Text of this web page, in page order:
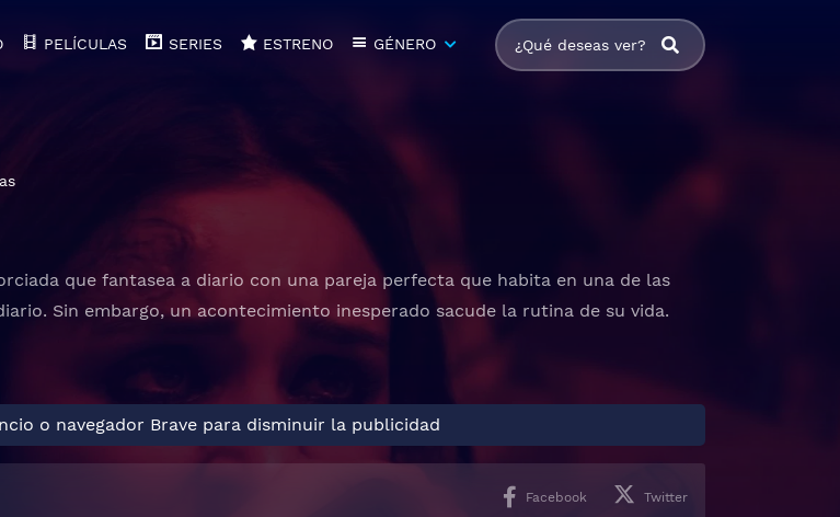
PELÍCULAS SERIES ESTRENO GÉNERO
que fantasea a diario con una pareja perfecta que habita en una de las
Sin embargo, un acontecimiento inesperado sacude la rutina de su vida.
o navegador Brave para disminuir la publicidad
Facebook Twitter